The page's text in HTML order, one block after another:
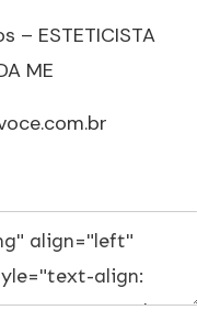
– ESTETICISTA
ME